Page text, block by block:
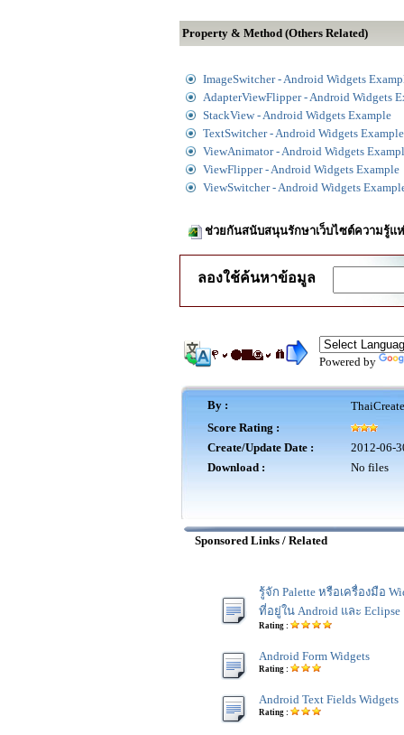
Property & Method (Others Related)
ImageSwitcher - Android Widgets
AdapterViewFlipper - Android Widgets
StackView - Android Widgets Example
TextSwitcher - Android Widgets Example
ViewAnimator - Android Widgets
ViewFlipper - Android Widgets Example
ViewSwitcher - Android Widgets
ช่วยกันสนับสนุนรักษาเว็บไซต์ความรู้แ
ลองใช้ค้นหาข้อมูล
Powered by
By :
Score Rating :
Create/Update Date :
2012-06-
Download :
No files
Sponsored Links / Related
รู้จัก Palette หรือเครื่องมือ
ที่อยู่ใน Android และ Eclipse
Rating :
Android Form Widgets
Rating :
Android Text Fields Widgets
Rating :